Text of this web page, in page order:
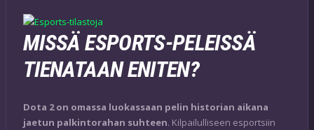
MISSÄ ESPORTS-PELEISSÄ
TIENATAAN ENITEN?
Dota 2 on omassa luokassaan pelin historian aikana
jaetun palkintorahan suhteen. Kilpailulliseen esportsiin